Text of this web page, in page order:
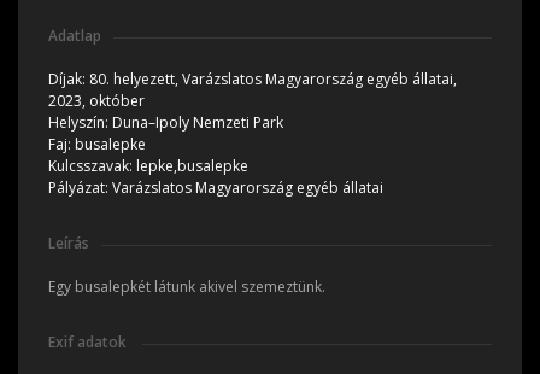
Adatlap
Díjak: 80. helyezett, Varázslatos Magyarország egyéb állatai,
2023, október
Helyszín: Duna–Ipoly Nemzeti Park
Faj: busalepke
Kulcsszavak: lepke,busalepke
Pályázat: Varázslatos Magyarország egyéb állatai
Leírás
Egy busalepkét látunk akivel szemeztünk.
Exif adatok